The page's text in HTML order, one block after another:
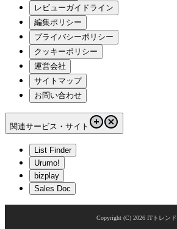
レビューガイドライン
編集ポリシー
プライバシーポリシー
クッキーポリシー
運営会社
サイトマップ
お問い合わせ
関連サービス・サイト
List Finder
Urumo!
bizplay
Sales Doc
Copyright (C) 2026 ITトレンド